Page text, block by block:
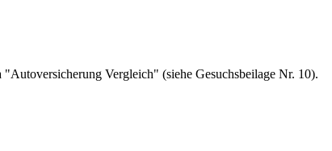
Vergleich" (siehe Gesuchsbeilage Nr. 10).